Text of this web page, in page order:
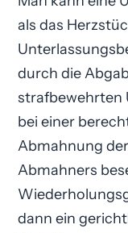
als das
durch die
strafbewehrten
bei einer
Abmahnung
Abmahners
dann ein